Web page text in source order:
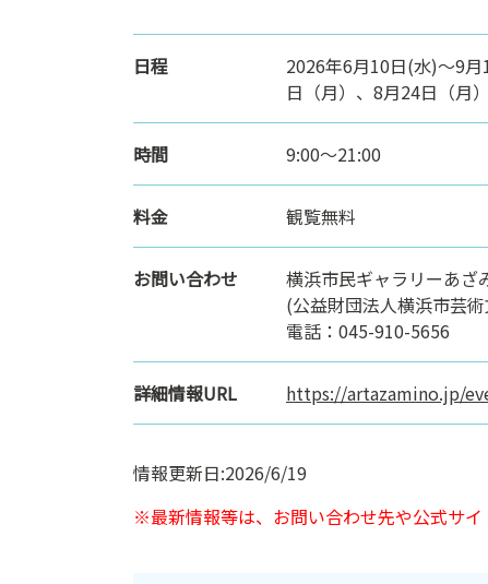
日程
2026年6月10日(水)～9
日（月）、8月24日（月
時間 9:00〜21:00
料金 観覧無料
お問い合わせ
横浜市民ギャラリーあざ
(公益財団法人横浜市芸
電話：045-910-5656
詳細情報URL https://artazamino.jp/
情報更新日:2026/6/19
※最新情報等は、お問い合わせ先や公式サイ